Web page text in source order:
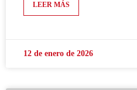
LEER MÁS
12 de enero de 2026